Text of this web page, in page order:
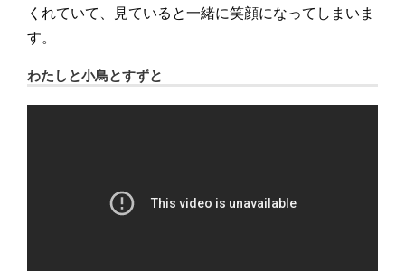
くれていて、見ていると一緒に笑顔になってしまいま
す。
わたしと小鳥とすずと